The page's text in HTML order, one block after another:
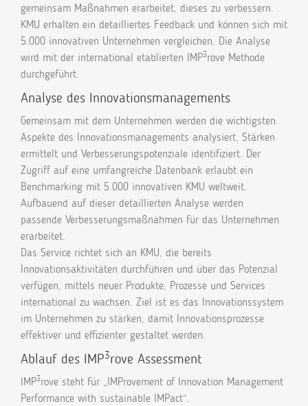
gemeinsam Maßnahmen erarbeitet, dieses zu verbessern.
KMU erhalten ein detailliertes Feedback und können sich mit
5.000 innovativen Unternehmen vergleichen. Die Analyse
wird mit der international etablierten IMP3rove Methode
durchgeführt.
Analyse des Innovationsmanagements
Gemeinsam mit dem Unternehmen werden die wichtigsten
Aspekte des Innovationsmanagements analysiert, Stärken
ermittelt und Verbesserungspotenziale identifiziert. Der
Zugriff auf eine umfangreiche Datenbank erlaubt ein
Benchmarking mit 5.000 innovativen KMU weltweit.
Aufbauend auf dieser detaillierten Analyse werden
passende Verbesserungsmaßnahmen für das Unternehmen
erarbeitet.
Das Service richtet sich an KMU, die bereits
Innovationsaktivitäten durchführen und über das Potenzial
verfügen, mittels neuer Produkte, Prozesse und Services
international zu wachsen. Ziel ist es das Innovationssystem
im Unternehmen zu stärken, damit Innovationsprozesse
effektiver und effizienter gestaltet werden.
Ablauf des IMP3rove Assessment
IMP3rove steht für „IMProvement of Innovation Management
Performance with sustainable IMPact“.